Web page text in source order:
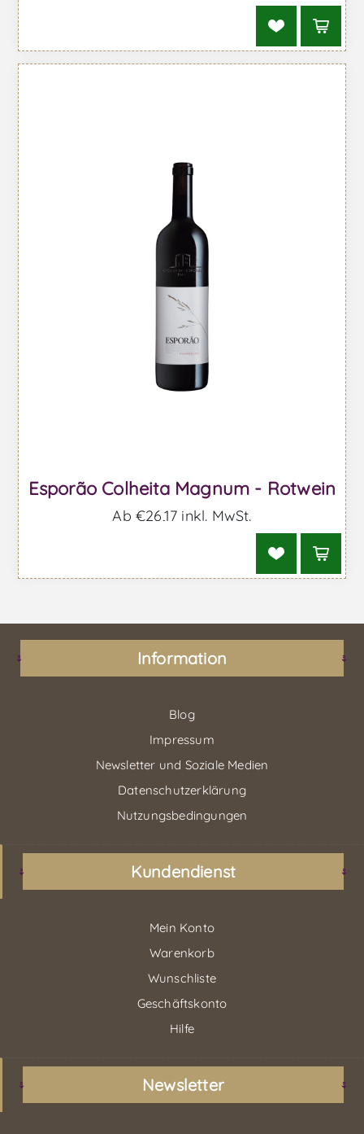
Esporão Colheita Magnum - Rotwein
Ab €26,17 inkl. MwSt.
Information
Blog
Impressum
Newsletter und Soziale Medien
Datenschutzerklärung
Nutzungsbedingungen
Kundendienst
Mein Konto
Warenkorb
Wunschliste
Geschäftskonto
Hilfe
Newsletter